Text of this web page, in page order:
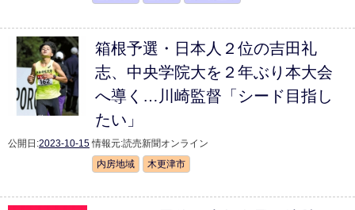
箱根予選・日本人２位の吉田礼
志、中央学院大を２年ぶり本大会
へ導く…川崎監督「シード目指し
たい」
公開日:2023-10-15 情報元:読売新聞オンライン
内房地域
木更津市